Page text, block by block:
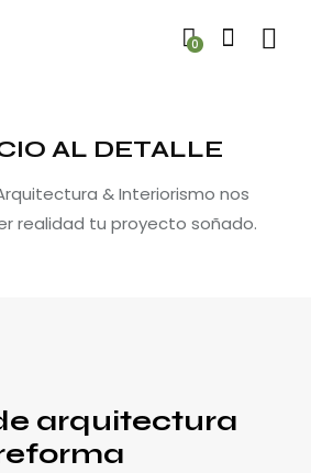
0
AL DETALLE
& Interiorismo nos
realidad tu proyecto soñado.
arquitectura